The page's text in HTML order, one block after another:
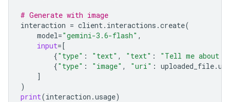
# Generate with image
interaction = client. interactions .create(
model="gemini-3.6-flash" ,
input=[
{"type" : "text" , "text" :
"Tell me about
{"type" : "image" , "uri" : uploaded_file.uri
]
)
print(interaction .usage)